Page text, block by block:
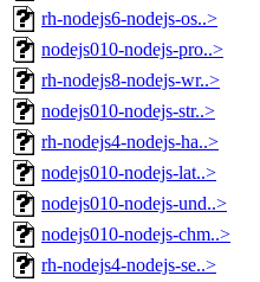
rh-nodejs6-nodejs-os..>
nodejs010-nodejs-pro..>
rh-nodejs8-nodejs-wr..>
nodejs010-nodejs-str..>
rh-nodejs4-nodejs-ha..>
nodejs010-nodejs-lat..>
nodejs010-nodejs-und..>
nodejs010-nodejs-chm..>
rh-nodejs4-nodejs-se..>